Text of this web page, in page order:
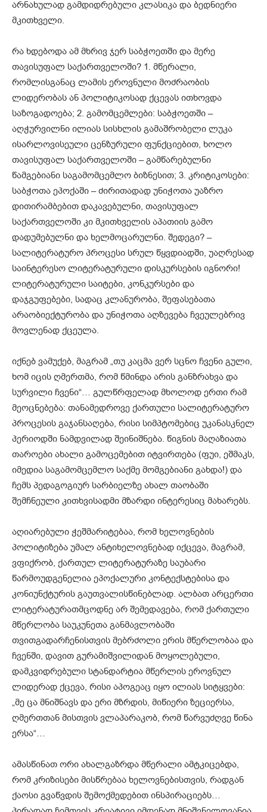
არნახულად გამდიდრებული კლასიკა და ბედნიერი
მკითხველი.
რა ხდებოდა ამ მხრივ ჯერ საბჭოეთში და მერე
თავისუფალ საქართველოში? 1. მწერალი,
რომლისგანაც ლამის ეროვნული მოძრაობის
ლიდერობას ან პოლიტიკოსად ქცევას ითხოვდა
საზოგადოება; 2. გამომცემლები: საბჭოეთში –
აღჭურვილნი ილიას სისხლის გამაშრობელი ლუკა
ისარლოვისეული ცენზურული ფუნქციებით, ხოლო
თავისუფალ საქართველოში – გამწარებულნი
წამგებიანი საგამომცემლო ბიზნესით; 3. კრიტიკოსები:
საბჭოთა ეპოქაში – ძირითადად უნიჭოთა უაზრო
დითირამბებით დაკავებულნი, თავისუფალ
საქართველოში კი მკითხველის აპათიის გამო
დადუმებულნი და ხელმოცარულნი. შედეგი? –
სალიტერატურო პროცესი სრულ წყვდიადში, უაღრესად
საინტერესო ლიტერატურული დისკურსების იგნორი!
ლიტერატურული საიტები, კონკურსები და
დაჯგუფებები, სადაც კლანურობა, შეფასებათა
არაობიექტურობა და უნიჭოთა აღზევება ჩვეულებრივ
მოვლენად ქცეულა.
იქნებ ვამუქებ, მაგრამ „თუ კაცმა ვერ სცნო ჩვენი გული,
ხომ იცის ღმერთმა, რომ წმინდა არის განზრახვა და
სურვილი ჩვენი“… გულწრფელად მხოლოდ ერთი რამ
მეოცნებება: თანამედროვე ქართული სალიტერატურო
პროცესის გაჯანსაღება, რისი სიმპტომებიც უკანასკნელ
პერიოდში ნამდვილად შეინიშნება. წიგნის მაღაზიათა
თაროები ახალი გამოცემებით იტვირთება (ფუი, ეშმაკს,
იმედია საგამომცემლო საქმე მომგებიანი გახდა!) და
ჩემს პედაგოგიურ სარბიელზე ახალ თაობაში
შემჩნეული კითხვისადმი მზარდი ინტერესიც მახარებს.
აღიარებული ჭეშმარიტებაა, რომ ხელოვნების
პოლიტიზება უმალ ანტიხელოვნებად იქცევა, მაგრამ,
ვფიქრობ, ქართულ ლიტერატურაზე საუბარი
წარმოუდგენელია ეპოქალური კონტექსტებისა და
კონიუნქტურის გაუთვალისწინებლად. ალბათ არცერთი
ლიტერატურათმცოდნე არ შემედავება, რომ ქართული
მწერლობა საუკუნეთა განმავლობაში
თვითგადარჩენისთვის მებრძოლი ერის მწერლობაა და
ჩვენში, დავით გურამიშვილიდან მოყოლებული,
დამკვიდრებული სტანდარტია მწერლის ეროვნულ
ლიდერად ქცევა, რისი აპოგეაც იყო ილიას სიტყვები:
„მე ცა მნიშნავს და ერი მზრდის, მიწიერი ზეციერსა,
ღმერთთან მისთვის ვლაპარაკობ, რომ წარვუძღვე წინა
ერსა“…
ამასწინათ ორი ახალგაზრდა მწერალი ამტკიცებდა,
რომ კრიზისები მისწრებაა ხელოვნებისთვის, რადგან
ქაოსი გვაწვდის შემოქმედებით ინსპირაციებს…